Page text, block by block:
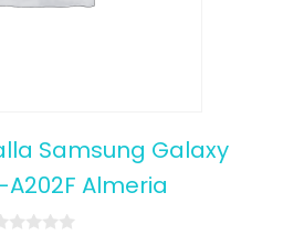
Samsung Galaxy
A202F Almeria